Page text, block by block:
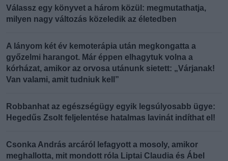
Válassz egy könyvet a három közül: megmutathatja,
milyen nagy változás közeledik az életedben
A lányom két év kemoterápia után megkongatta a
győzelmi harangot. Már éppen elhagytuk volna a
kórházat, amikor az orvosa utánunk sietett: „Várjanak!
Van valami, amit tudniuk kell”
Robbanhat az egészségügy egyik legsúlyosabb ügye:
Hegedűs Zsolt feljelentése hatalmas lavinát indíthat el!
Csonka András arcáról lefagyott a mosoly, amikor
meghallotta, mit mondott róla Liptai Claudia és Ábel